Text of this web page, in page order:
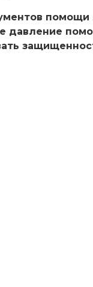
давление